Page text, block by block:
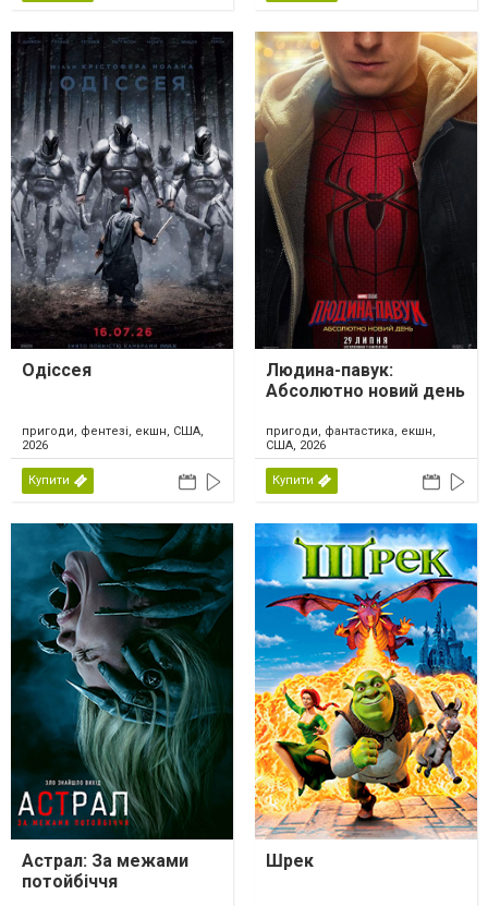
Одіссея
пригоди, фентезі, екшн, США,
2026
Купити
Людина-павук:
Абсолютно новий день
пригоди, фантастика, екшн,
США, 2026
Купити
Астрал: За межами
потойбіччя
Шрек